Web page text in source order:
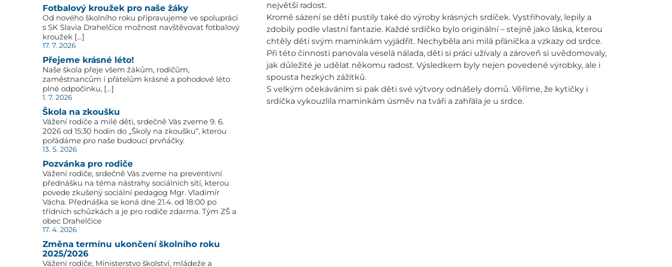
Fotbalový kroužek pro naše žáky
Od nového školního roku připravujeme ve spolupráci
s SK Slavia Drahelčice možnost navštěvovat fotbalový
kroužek […]
17. 7. 2026
Přejeme krásné léto!
Naše škola přeje všem žákům, rodičům,
zaměstnancům i přátelům krásné a pohodové léto
plné odpočinku, […]
1. 7. 2026
Škola na zkoušku
Vážení rodiče a milé děti, srdečně Vás zveme 9. 6.
2026 od 15:30 hodin do „Školy na zkoušku“, kterou
pořádáme pro naše budoucí prvňáčky.
13. 5. 2026
Pozvánka pro rodiče
Vážení rodiče, srdečně Vás zveme na preventivní
přednášku na téma nástrahy sociálních sítí, kterou
povede zkušený sociální pedagog Mgr. Vladimír
Vácha. Přednáška se koná dne 21.4. od 18:00 po
třídních schůzkách a je pro rodiče zdarma. Tým ZŠ a
obec Drahelčice
17. 4. 2026
Změna termínu ukončení školního roku
2025/2026
Vážení rodiče, Ministerstvo školství, mládeže a
největší radost.
Kromě sázení se děti pustily také do výroby krásných srdíček. Vystřihovaly, lepily a
zdobily podle vlastní fantazie. Každé srdíčko bylo originální – stejně jako láska, kterou
chtěly děti svým maminkám vyjádřit. Nechyběla ani milá přáníčka a vzkazy od srdce.
Při této činnosti panovala veselá nálada, děti si práci užívaly a zároveň si uvědomovaly,
jak důležité je udělat někomu radost. Výsledkem byly nejen povedené výrobky, ale i
spousta hezkých zážitků.
S velkým očekáváním si pak děti své výtvory odnášely domů. Věříme, že kytičky i
srdíčka vykouzlila maminkám úsměv na tváři a zahřála je u srdce.